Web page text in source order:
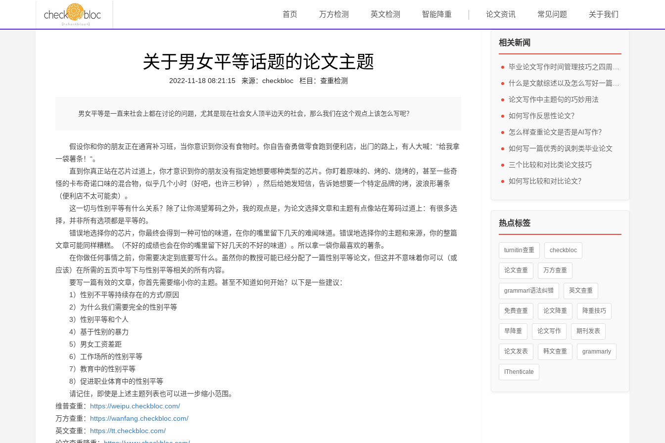
首页 万方检测 英文检测 智能降重 论文资讯 常见问题 关于我们
关于男女平等话题的论文主题
2022-11-18 08:21:15来源： checkbloc栏目：查重检测
男女平等是一直来社会上都在讨论的问题，尤其是现在社会女人顶半边天的社会，那么我们在这个观点上该怎么写呢？
假设你和你的朋友正在通宵补习班，当你意识到你没有食物时。你自告奋勇做零食跑到便利店，出门的路上，有人大喊：“给我拿
一袋薯条！“。
直到你真正站在芯片过道上，你才意识到你的朋友没有指定她想要哪种类型的芯片。你盯着原味的、烤的、烧烤的，甚至一些奇
怪的卡布奇诺口味的混合物，似乎几个小时（好吧，也许三秒钟），然后给她发短信，告诉她想要一个特定品牌的烤，波浪形薯条
（便利店不太可能卖）。
这一切与性别平等有什么关系？除了让你渴望筹码之外，我的观点是，为论文选择文章和主题有点像站在筹码过道上：有很多选
择，并非所有选项都是平等的。
错误地选择你的芯片，你最终会得到一种可怕的味道，在你的嘴里留下几天的难闻味道。错误地选择你的主题和来源，你的整篇
文章可能同样糟糕。（不好的成绩也会在你的嘴里留下好几天的不好的味道）。所以拿一袋你最喜欢的薯条。
在你做任何事情之前，你需要决定到底要写什么。虽然你的教授可能已经分配了一篇性别平等论文，但这并不意味着你可以（或
应该）在所需的五页中写下与性别平等相关的所有内容。
要写一篇有效的文章，你首先需要缩小你的主题。甚至不知道如何开始？以下是一些建议：
1）性别不平等持续存在的方式/原因
2）为什么我们需要完全的性别平等
3）性别平等和个人
4）基于性别的暴力
5）男女工资差距
6）工作场所的性别平等
7）教育中的性别平等
8）促进职业体育中的性别平等
请记住，即使是上述主题列表也可以进一步缩小范围。
维普查重： https://weipu.checkbloc.com/
万方查重： https://wanfang.checkbloc.com/
英文查重： https://tt.checkbloc.com/
相关新闻
论文写作中主题句的巧妙用法
如何写作反思性论文？
怎么样查重论文是否是AI写作？
如何写一篇优秀的讽刺类毕业论文
三个比较和对比类论文技巧
如何写比较和对比论文？
热点标签
turnitin查重 checkbloc
论文查重 万方查重
grammarl语法纠错 英文查重
免费查重 论文降重 降重技巧
早降重 论文写作 期刊发表
论文发表 韩文查重 grammarly
IThenticate